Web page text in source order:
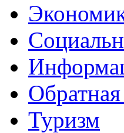
Обратная
Туризм